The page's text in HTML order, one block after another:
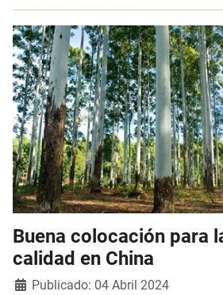
Buena colocación para
calidad en China
Detalles
Publicado: 04 Abril 2024